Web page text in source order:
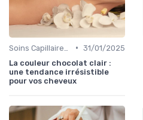
• 31/01/2025
La couleur chocolat clair :
une tendance irrésistible
pour vos cheveux